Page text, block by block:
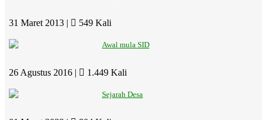
31 Maret 2013 | 549 Kali
Awal mula SID
26 Agustus 2016 | 1.449 Kali
Sejarah Desa